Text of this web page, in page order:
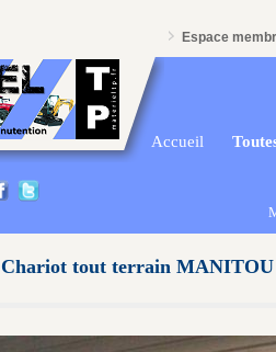
Espace
Accueil
Chariot tout terrain MANITOU